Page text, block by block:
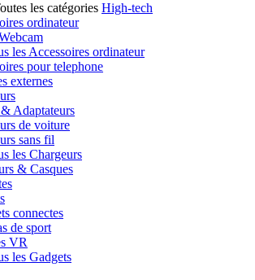
les catégories High-tech
ordinateur
les Accessoires ordinateur
pour telephone
externes
Adaptateurs
de voiture
sans fil
les Chargeurs
& Casques
connectes
de sport
VR
les Gadgets